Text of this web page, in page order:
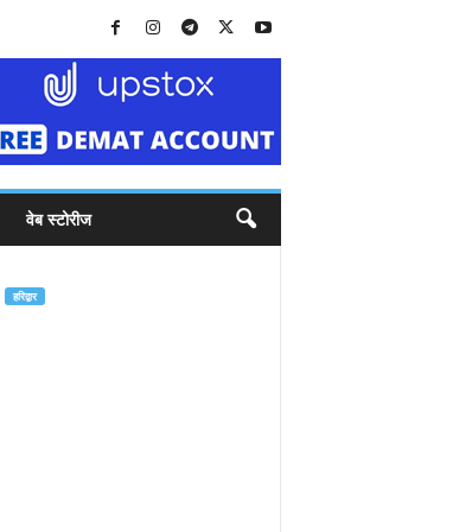
वेब स्टोरीज
हरिद्वार